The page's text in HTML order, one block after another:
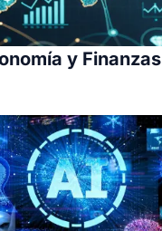
y Finanzas